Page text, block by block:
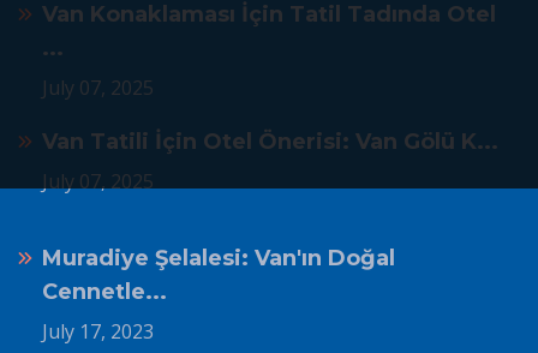
Van Konaklaması İçin Tatil Tadında Otel
...
July 07, 2025
Van Tatili İçin Otel Önerisi: Van Gölü K...
July 07, 2025
Muradiye Şelalesi: Van'ın Doğal
Cennetle...
July 17, 2023